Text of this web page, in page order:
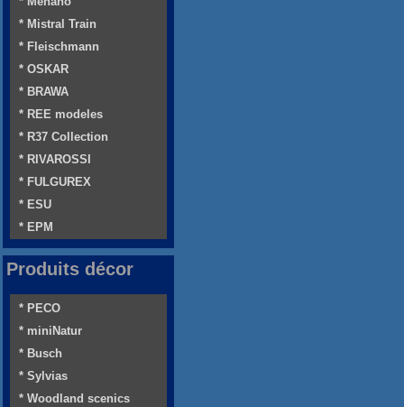
* Mistral Train
* Fleischmann
* OSKAR
* BRAWA
* REE modeles
* R37 Collection
* RIVAROSSI
* FULGUREX
* ESU
* EPM
Produits décor
* PECO
* miniNatur
* Busch
* Sylvias
* Woodland scenics